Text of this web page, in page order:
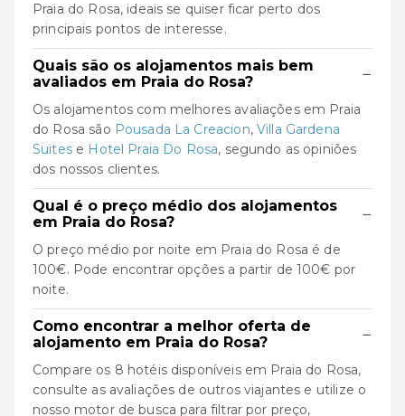
Praia do Rosa, ideais se quiser ficar perto dos
principais pontos de interesse.
Quais são os alojamentos mais bem
avaliados em Praia do Rosa?
−
Os alojamentos com melhores avaliações em Praia
do Rosa são Pousada La Creacion, Villa Gardena
Suitese Hotel Praia Do Rosa, segundo as opiniões
dos nossos clientes.
Qual é o preço médio dos alojamentos
em Praia do Rosa?
−
O preço médio por noite em Praia do Rosa é de
100€. Pode encontrar opções a partir de 100€ por
noite.
Como encontrar a melhor oferta de
alojamento em Praia do Rosa?
−
Compare os 8 hotéis disponíveis em Praia do Rosa,
consulte as avaliações de outros viajantes e utilize o
nosso motor de busca para filtrar por preço,